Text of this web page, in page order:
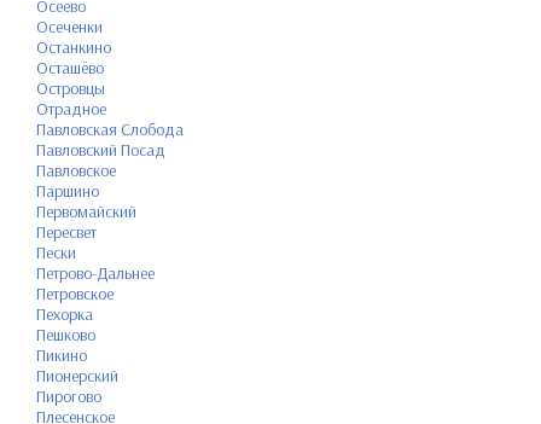
Осеево
Осеченки
Останкино
Осташёво
Островцы
Отрадное
Павловская Слобода
Павловский Посад
Павловское
Паршино
Первомайский
Пересвет
Пески
Петрово-Дальнее
Петровское
Пехорка
Пешково
Пикино
Пионерский
Пирогово
Плесенское